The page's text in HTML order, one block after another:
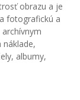
obrazu a je
fotografickú a
albumy,